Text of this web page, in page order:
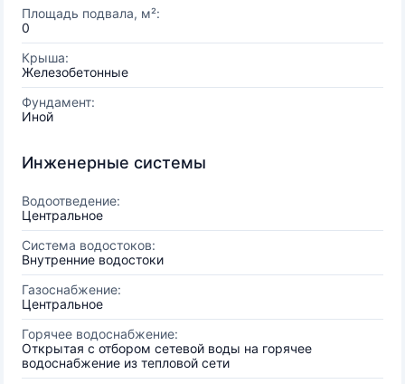
Площадь подвала, м²:
0
Крыша:
Железобетонные
Фундамент:
Иной
Инженерные системы
Водоотведение:
Центральное
Система водостоков:
Внутренние водостоки
Газоснабжение:
Центральное
Горячее водоснабжение:
Открытая с отбором сетевой воды на горячее
водоснабжение из тепловой сети